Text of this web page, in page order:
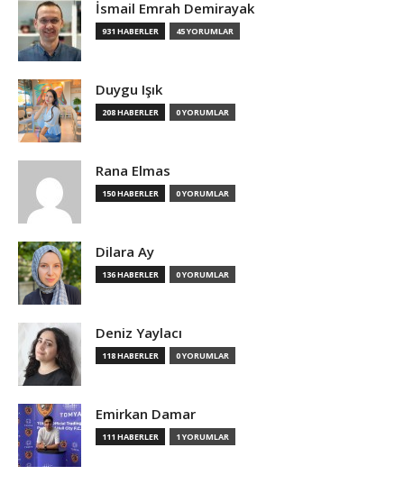
İsmail Emrah Demirayak
931 HABERLER 45 YORUMLAR
Duygu Işık
208 HABERLER 0 YORUMLAR
Rana Elmas
150 HABERLER 0 YORUMLAR
Dilara Ay
136 HABERLER 0 YORUMLAR
Deniz Yaylacı
118 HABERLER 0 YORUMLAR
Emirkan Damar
111 HABERLER 1 YORUMLAR